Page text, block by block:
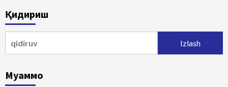
harakatlanish
Қидириш
Муаммо